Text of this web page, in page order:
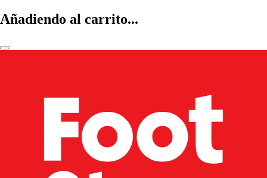
Añadiendo al carrito...